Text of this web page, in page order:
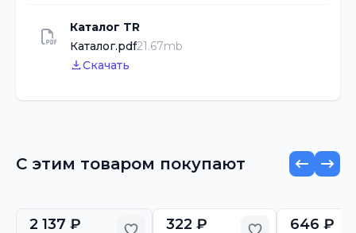
Каталог TR
Каталог.pdf21.67mb
Скачать
С этим товаром покупают
2 137 ₽ 322 ₽ 646 ₽